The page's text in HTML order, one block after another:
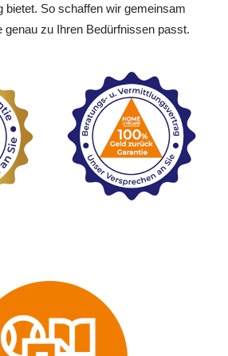
bietet. So schaffen wir gemeinsam
genau zu Ihren Bedürfnissen passt.